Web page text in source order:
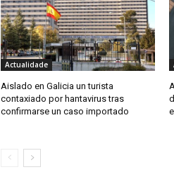
Actualidade
Aislado en Galicia un turista
contaxiado por hantavirus tras
confirmarse un caso importado